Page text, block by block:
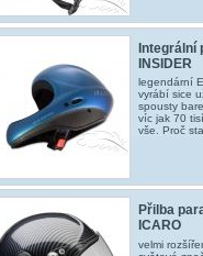
Integrální
INSIDER
legendární
vyrábí sice
spousty
víc jak 70
vše. Proč
Přilba
ICARO
velmi